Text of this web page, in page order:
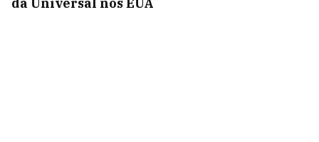
da Universal nos EUA